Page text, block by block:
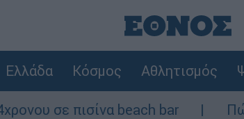
Ελλάδα Κόσμος Αθλητισμός
σε πισίνα beach bar Πώς